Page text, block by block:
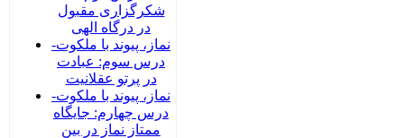
شکرگزاری مقبول
در درگاه الهی
نماز، پیوند با ملکوت-
درس سوم: عبادت
در پرتو عقلانیت
نماز، پیوند با ملکوت-
درس چهارم: جایگاه
ممتاز نماز در بین